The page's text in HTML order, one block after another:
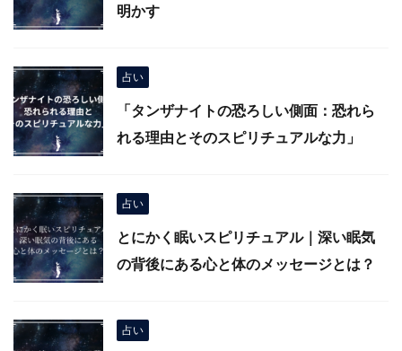
明かす
占い
「タンザナイトの恐ろしい側面：恐れら
れる理由とそのスピリチュアルな力」
占い
とにかく眠いスピリチュアル｜深い眠気
の背後にある心と体のメッセージとは？
占い